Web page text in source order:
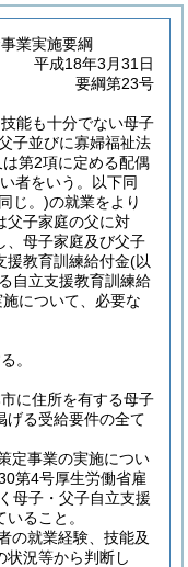
業実施要綱
平成18年3月31日
要綱第23号
能も十分でない母子
子並びに寡婦福祉法
第2項に定める配偶
者をいう。以下同
じ。)の就業をより
父子家庭の父に対
、母子家庭及び父子
援教育訓練給付金(以
自立支援教育訓練給
について、必要な
。
に住所を有する母子
げる受給要件の全て
定事業の実施につい
第4号厚生労働省雇
母子・父子自立支援
ること。
の就業経験、技能及
状況等から判断し